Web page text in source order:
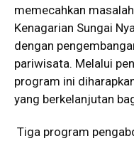
memecahkan
Kenagarian Sungai
dengan
pariwisata. Melalui
program ini
yang berkelanjutan
Tiga program